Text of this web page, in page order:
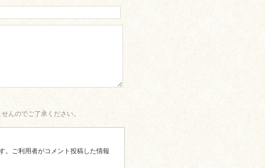
んのでご了承ください。
。ご利用者がコメント投稿した情報